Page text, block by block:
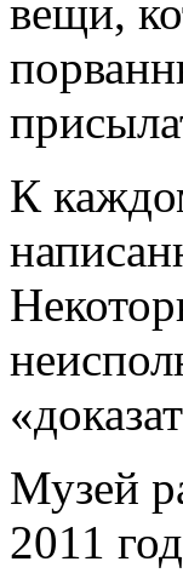
вещи,
К
Музей
2011